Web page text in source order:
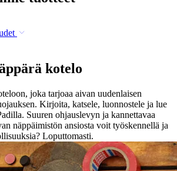
kotelo
joka tarjoaa aivan uudenlaisen
Kirjoita, katsele, luonnostele ja lue
Suuren ohjauslevyn ja kannettavaa
näppäimistön ansiosta voit työskennellä ja
Loputtomasti.